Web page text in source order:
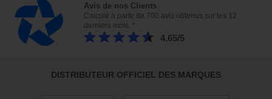
Avis de nos Clients
Calculé à partir de 700 avis obtenus sur les 12
derniers mois. *
4.65/5
DISTRIBUTEUR OFFICIEL DES MARQUES